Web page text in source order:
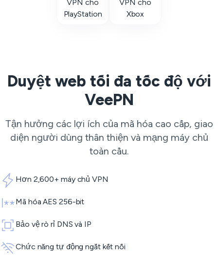
VPN cho
PlayStation
VPN cho
Xbox
Duyệt web tối đa tốc độ với
VeePN
Tận hưởng các lợi ích của mã hóa cao cấp, giao
diện người dùng thân thiện và mạng máy chủ
toàn cầu.
Hơn 2,600+ máy chủ VPN
Mã hóa AES 256-bit
Bảo vệ rò rỉ DNS và IP
Chức năng tự động ngắt kết nối